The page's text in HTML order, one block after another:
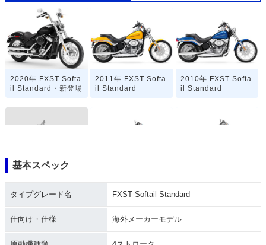
2020年 FXST Softa
il Standard・新登場
2011年 FXST Softa
il Standard
2010年 FXST Softa
il Standard
基本スペック
タイプグレード名 FXST Softail Standard
仕向け・仕様 海外メーカーモデル